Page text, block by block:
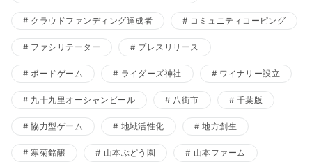
クラウドファンディング達成者 コミュニティコーピング
ファシリテーター プレスリリース
ボードゲーム ライダーズ神社 ワイナリー設立
九十九里オーシャンビール 八街市 千葉版
協力型ゲーム 地域活性化 地方創生
寒菊銘醸 山本ぶどう園 山本ファーム